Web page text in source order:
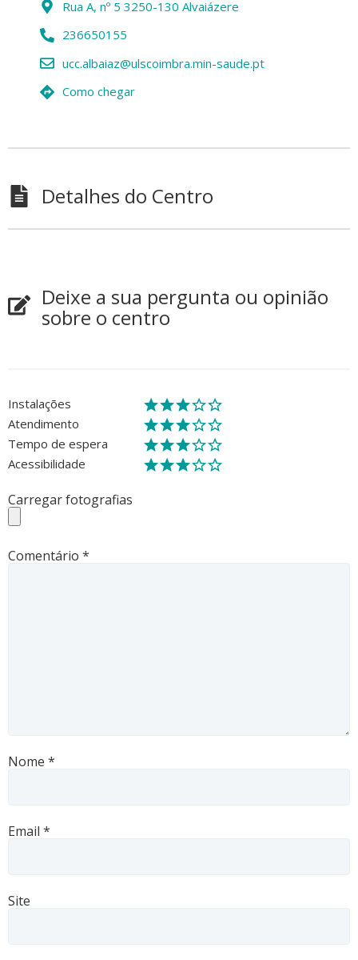
Rua A, nº 5 3250-130 Alvaiázere
236650155
ucc.albaiaz@ulscoimbra.min-saude.pt
Como chegar
Detalhes do Centro
Deixe a sua pergunta ou opinião
sobre o centro
Instalações
Atendimento
Tempo de espera
Acessibilidade
Carregar fotografias
Comentário *
Nome *
Email *
Site